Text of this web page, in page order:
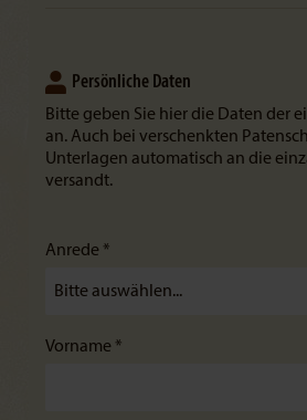
Persönliche Daten
Bitte geben Sie hier die Daten der
an. Auch bei verschenkten
Unterlagen automatisch an die
versandt.
Anrede *
Vorname *